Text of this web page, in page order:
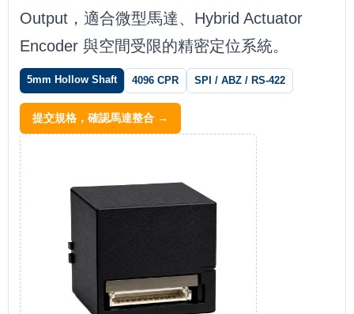
Output，適合微型馬達、Hybrid Actuator
Encoder 與空間受限的精密定位系統。
5mm Hollow Shaft 4096 CPR SPI / ABZ / RS-422
提交規格，確認馬達整合 →